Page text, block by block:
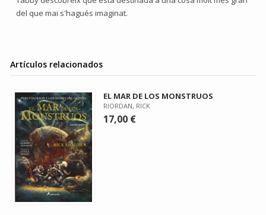
del que mai s'hagués imaginat.
Artículos relacionados
EL MAR DE LOS MONSTRUOS
RIORDAN, RICK
17,00 €